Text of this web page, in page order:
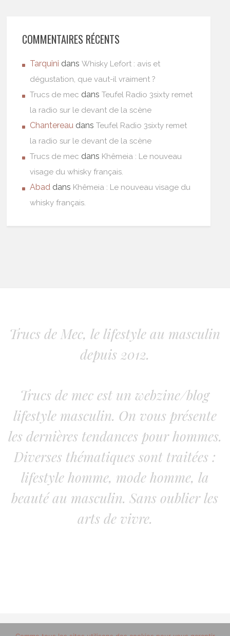
COMMENTAIRES RÉCENTS
Tarquini dansWhisky Lefort : avis et
dégustation, que vaut-il vraiment ?
Trucs de mec dansTeufel Radio 3sixty remet
la radio sur le devant de la scène
Chantereau dansTeufel Radio 3sixty remet
la radio sur le devant de la scène
Trucs de mec dans Khêmeia : Le nouveau
visage du whisky français.
Abad dans Khêmeia : Le nouveau visage du
whisky français.
Trucs de Mec, le lifestyle au masculin
depuis 2012.
Trucs de mec est un webzine/blog
lifestyle masculin. On vous présente
les dernières tendances pour hommes.
Diverses thématiques sont traitées :
lifestyle homme, mode homme, la
beauté au masculin. Sans oublier les
arts de vivre.